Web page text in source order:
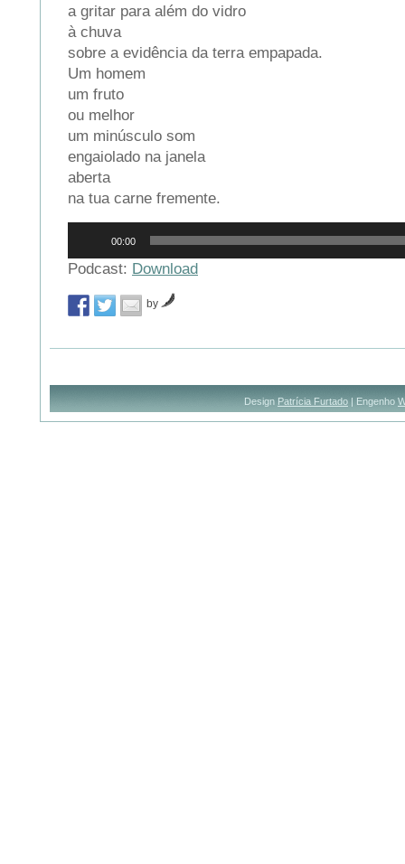
a gritar para além do vidro
à chuva
sobre a evidência da terra empapada.
Um homem
um fruto
ou melhor
um minúsculo som
engaiolado na janela
aberta
na tua carne fremente.
áudio
00:00
Podcast: Download
by
Design Patrícia Furtado | Engenho